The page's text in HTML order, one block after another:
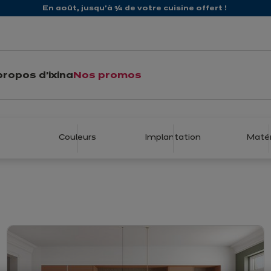
En août, jusqu'à ¼ de votre cuisine offert !
d'ixina Nos promos
cuisines équipées
Couleurs Implantation